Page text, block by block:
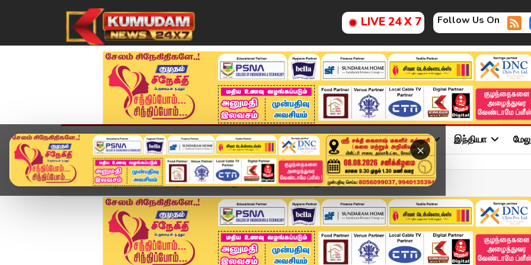
LIVE 24 X 7 Follow Us On
×
முகப்பு விளையாட்டு அண்மை தமிழ்நாடு சினிமா அரசியல் விளையாட்டு இந்தியா
Home வீடியோ ஸ்டோரி நீலாங்கரை வாக்குச்சாவடியில் வாக்களித்து வீடு தி...